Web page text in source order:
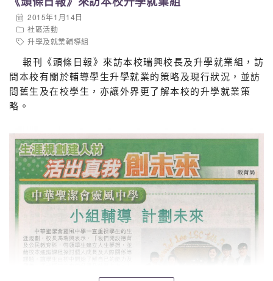
2015年1月14日
社區活動
升學及就業輔導組
報刊《頭條日報》來訪本校瑞興校長及升學就業組，訪
問本校有關於輔導學生升學就業的策略及現行狀況，並訪
問舊生及在校學生，亦讓外界更了解本校的升學就業策
略。